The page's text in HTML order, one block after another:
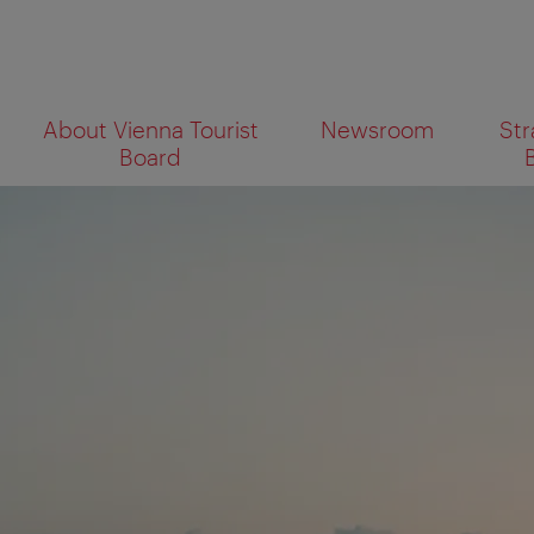
navigation
contents
About Vienna Tourist
Board
Newsroom
What